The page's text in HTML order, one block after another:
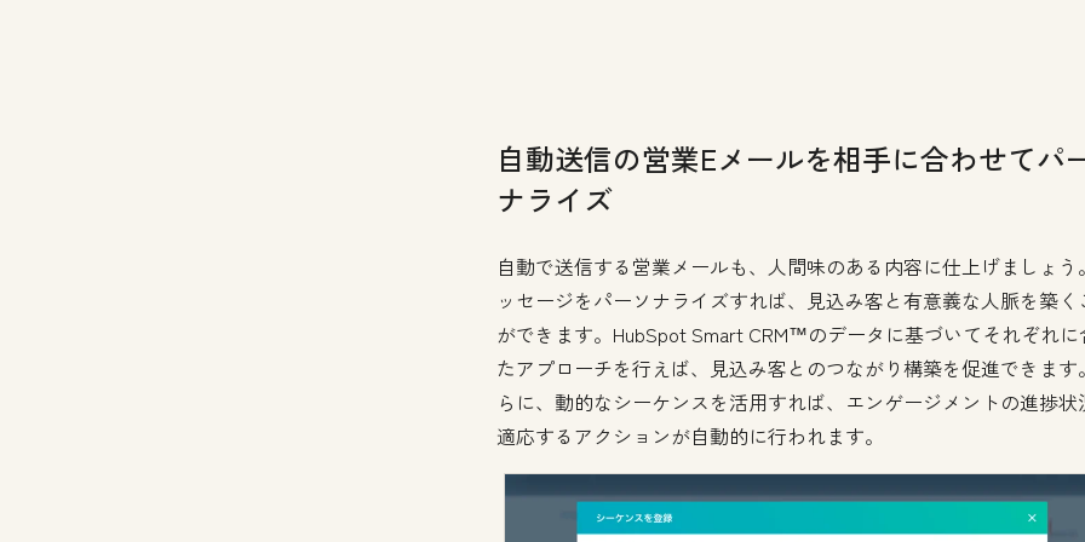
自動送信の営業Eメールを相手に合わせてパ
ナライズ
自動で送信する営業メールも、人間味のある内容に仕上げましょう
ッセージをパーソナライズすれば、見込み客と有意義な人脈を築く
ができます。HubSpot Smart CRM™のデータに基づいてそれぞれに
たアプローチを行えば、見込み客とのつながり構築を促進できます
らに、動的なシーケンスを活用すれば、エンゲージメントの進捗状
適応するアクションが自動的に行われます。